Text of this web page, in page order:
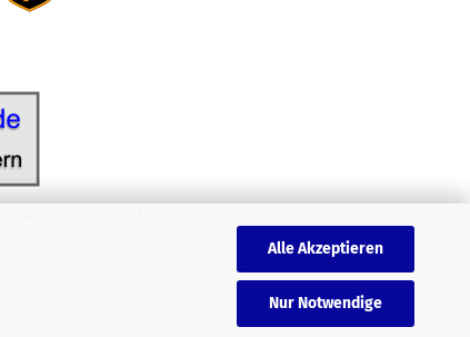
Alle Akzeptieren
Nur Notwendige